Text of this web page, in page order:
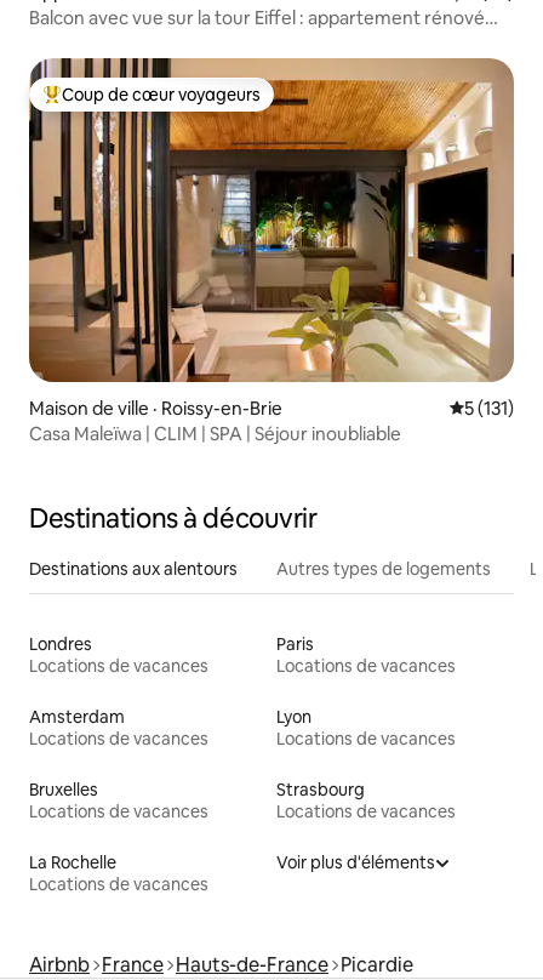
Balcon avec vue sur la tour Eiffel : appartement rénové
Coup de cœur voyageurs parmi les plus aimés
Coup de cœur voyageurs
Maison de ville · Roissy-en-Brie Note
5 (131)
Casa Maleïwa | CLIM | SPA | Séjour inoubliable
Destinations à découvrir
Destinations aux alentours Autres types de logements
Londres
Locations de vacances
Paris
Locations de vacances
Amsterdam
Locations de vacances
Lyon
Locations de vacances
Bruxelles
Locations de vacances
Strasbourg
Locations de vacances
La Rochelle
Locations de vacances
Voir plus d'éléments
Airbnb France Hauts-de-France Picardie